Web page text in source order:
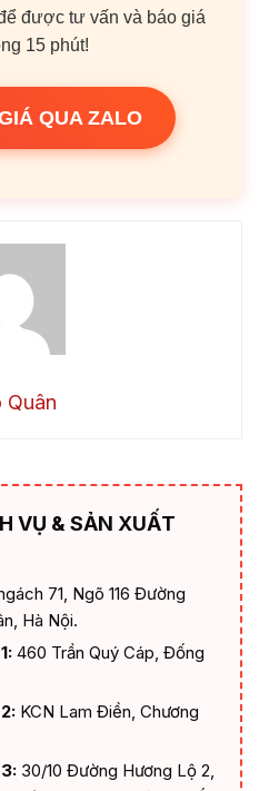
được tư vấn và báo giá
15 phút!
QUA ZALO
Quân
VỤ & SẢN XUẤT
71, Ngõ 116 Đường
Hà Nội.
460 Trần Quý Cáp, Đống
KCN Lam Điền, Chương
30/10 Đường Hương Lộ 2,